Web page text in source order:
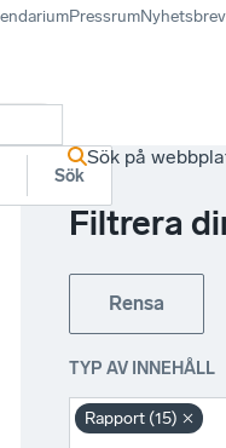
PressrumNyhetsbrev
Sök på
Filtrera
Rensa
TYP AV INNEHÅLL
Rapport (15)
Sök